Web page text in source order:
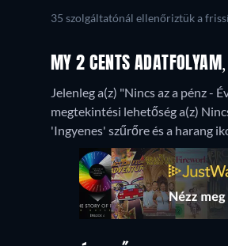
35 szolgáltatónál ellenőriztük a
MY 2 CENTS
Jelenleg a(z) "Nincs az a pénz
megtekintési lehetőség a(z)
'Ingyenes' szűrőre és a harang